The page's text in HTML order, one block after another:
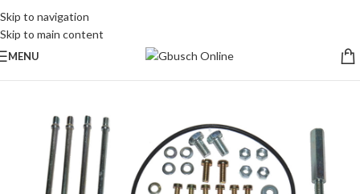
Skip to navigation
Skip to main content
MENU